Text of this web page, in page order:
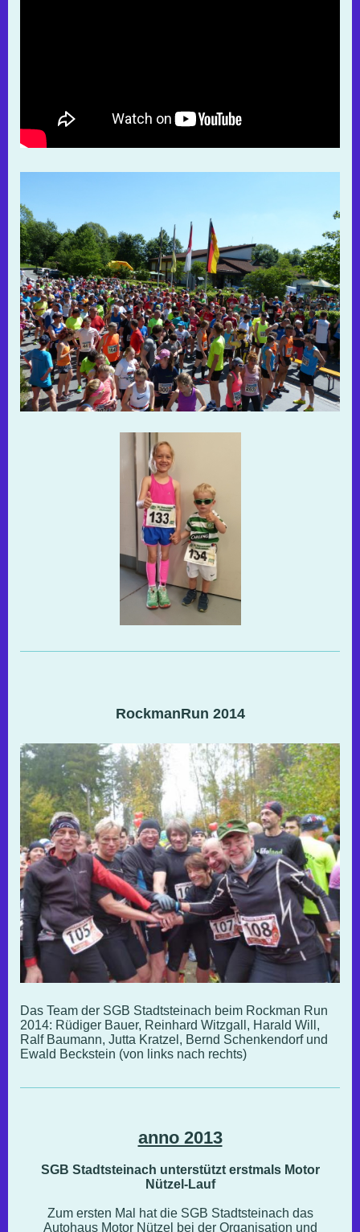
RockmanRun 2014
Das Team der SGB Stadtsteinach beim Rockman Run
2014: Rüdiger Bauer, Reinhard Witzgall, Harald Will,
Ralf Baumann, Jutta Kratzel, Bernd Schenkendorf und
Ewald Beckstein (von links nach rechts)
anno 2013
SGB Stadtsteinach unterstützt erstmals Motor
Nützel-Lauf
Zum ersten Mal hat die SGB Stadtsteinach das
Autohaus Motor Nützel bei der Organisation und